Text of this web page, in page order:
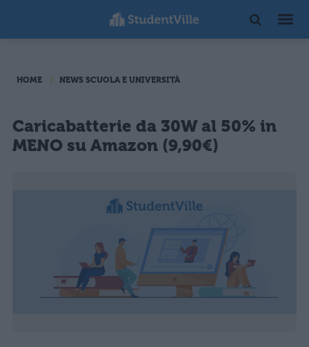
HOME NEWS SCUOLA E UNIVERSITÀ
Caricabatterie da 30W al 50% in
MENO su Amazon (9,90€)